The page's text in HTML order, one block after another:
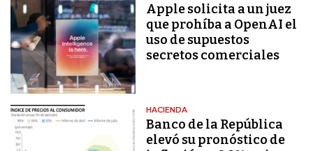
Apple solicita a un juez
que prohíba a OpenAI el
uso de supuestos
secretos comerciales
HACIENDA
Banco de la República
elevó su pronóstico de